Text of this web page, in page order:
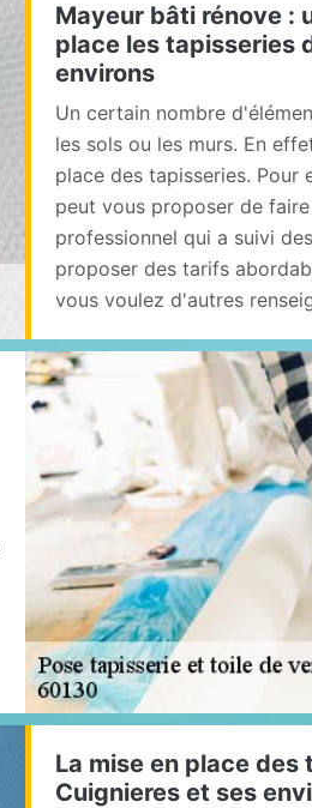
Mayeur bâti rénove :
place les tapisseries
environs
Un certain nombre
les sols ou les murs. En
place des tapisseries.
peut vous proposer de
professionnel qui a suivi
proposer des tarifs
vous voulez d'autres
La mise en place
Cuignieres et ses